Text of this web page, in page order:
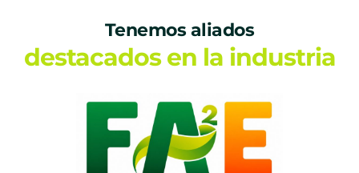
Tenemos aliados
destacados en la industria